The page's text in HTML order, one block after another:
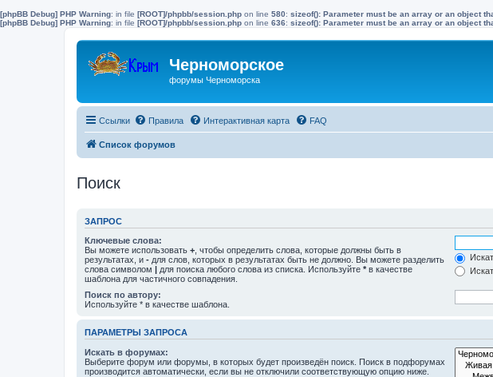
[phpBB Debug] PHP Warning: in file [ROOT]/phpbb/session.php on line 580: sizeof(): Parameter must be an array or an object
[phpBB Debug] PHP Warning: in file [ROOT]/phpbb/session.php on line 636: sizeof(): Parameter must be an array or an object
Черноморское
форумы Черноморска
Ссылки Правила Интерактивная карта FAQ
Список форумов
Поиск
ЗАПРОС
Ключевые слова:
Вы можете использовать + , чтобы определить слова, которые должны быть в
результатах, и - для слов, которых в результатах быть не должно. Вы можете разделить
слова символом | для поиска любого слова из списка. Используйте * в качестве
шаблона для частичного совпадения.
Поиск по автору:
Используйте * в качестве шаблона.
ПАРАМЕТРЫ ЗАПРОСА
Искать в форумах:
Выберите форум или форумы, в которых будет произведён поиск. Поиск в подфорумах
производится автоматически, если вы не отключили соответствующую опцию ниже.